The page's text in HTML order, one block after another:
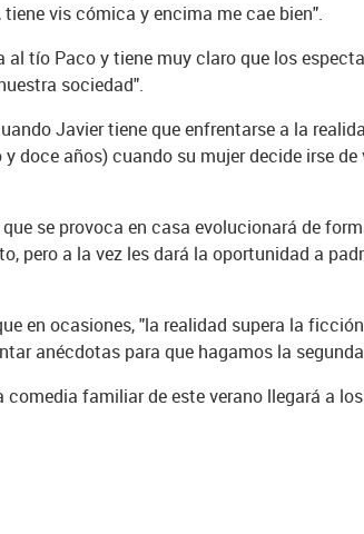
vis cómica y encima me cae bien".
al tío Paco y tiene muy claro que los
sociedad".
Javier tiene que enfrentarse a la
doce años) cuando su mujer decide irse
se provoca en casa evolucionará de
pero a la vez les dará la oportunidad a
en ocasiones, "la realidad supera la
anécdotas para que hagamos la
comedia familiar de este verano llegará a